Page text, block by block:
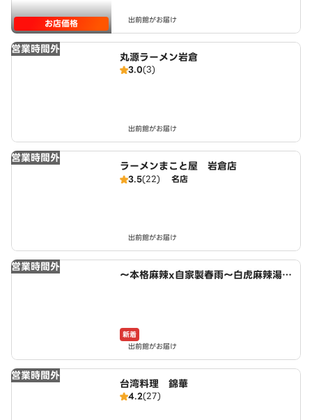
お店価格 出前館がお届け
営業時間外
丸源ラーメン岩倉
3.0(3)
出前館がお届け
営業時間外
ラーメンまこと屋 岩倉店
3.5(22) 名店
出前館がお届け
営業時間外
～本格麻辣x自家製春雨～白虎麻辣湯
新着
出前館がお届け
営業時間外
台湾料理 錦華
4.2(27)